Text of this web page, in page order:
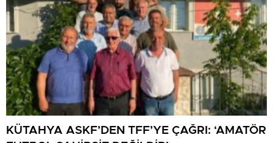
KÜTAHYA ASKF’DEN TFF’YE ÇAĞRI: ‘AMATÖR